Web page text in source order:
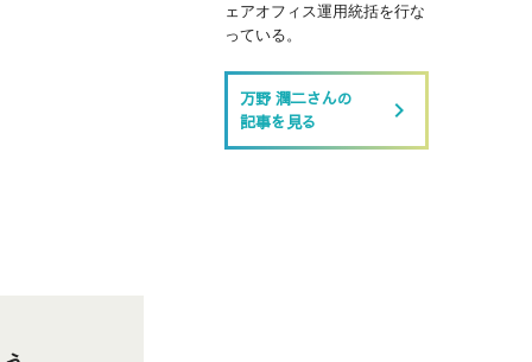
ェアオフィス運用統括を行な
っている。
万野 潤二さんの
記事を見る
keyboard_arrow_right